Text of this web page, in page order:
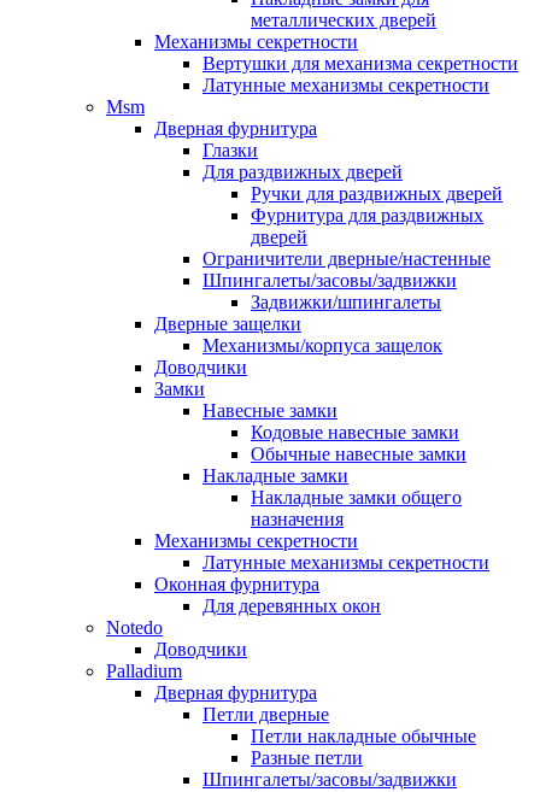
металлических дверей
Механизмы секретности
Вертушки для механизма секретности
Латунные механизмы секретности
Msm
Дверная фурнитура
Глазки
Для раздвижных дверей
Ручки для раздвижных дверей
Фурнитура для раздвижных
дверей
Ограничители дверные/настенные
Шпингалеты/засовы/задвижки
Задвижки/шпингалеты
Дверные защелки
Механизмы/корпуса защелок
Доводчики
Замки
Навесные замки
Кодовые навесные замки
Обычные навесные замки
Накладные замки
Накладные замки общего
назначения
Механизмы секретности
Латунные механизмы секретности
Оконная фурнитура
Для деревянных окон
Notedo
Доводчики
Palladium
Дверная фурнитура
Петли дверные
Петли накладные обычные
Разные петли
Шпингалеты/засовы/задвижки